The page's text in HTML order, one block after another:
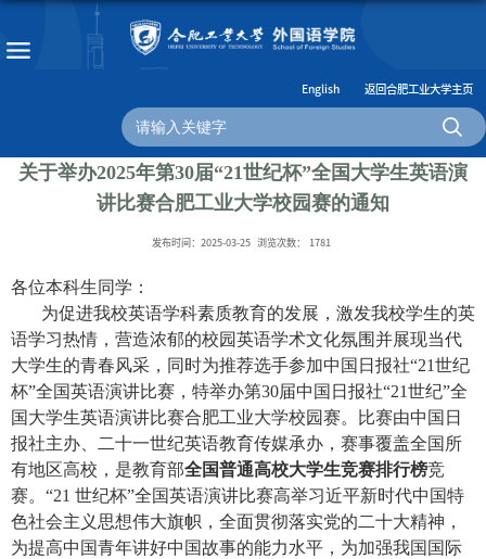
English 返回合肥工业大学主页
关于举办2025年第30届“21世纪杯”全国大学生英语演
讲比赛合肥工业大学校园赛的通知
发布时间：2025-03-25 浏览次数： 1781
各位本科生同学：
为促进我校英语学科素质教育的发展，激发我校学生的英
语学习热情，营造浓郁的校园英语学术文化氛围并展现当代
大学生的青春风采，同时为推荐选手参加中国日报社“21世纪
杯”全国英语演讲比赛，特举办第30届中国日报社“21世纪”全
国大学生英语演讲比赛合肥工业大学校园赛。比赛由中国日
报社主办、二十一世纪英语教育传媒承办，赛事覆盖全国所
有地区高校，是教育部全国普通高校大学生竞赛排行榜竞
赛。“21 世纪杯”全国英语演讲比赛高举习近平新时代中国特
色社会主义思想伟大旗帜，全面贯彻落实党的二十大精神，
为提高中国青年讲好中国故事的能力水平，为加强我国国际